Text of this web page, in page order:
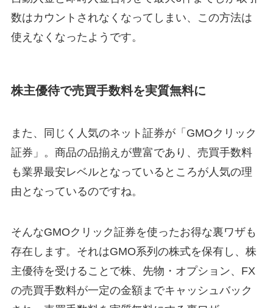
数はカウントされなくなってしまい、この方法は
使えなくなったようです。
株主優待で売買手数料を実質無料に
また、同じく人気のネット証券が「GMOクリック
証券」。商品の品揃えが豊富であり、売買手数料
も業界最安レベルとなっているところが人気の理
由となっているのですね。
そんなGMOクリック証券を使ったお得な裏ワザも
存在します。それはGMO系列の株式を保有し、株
主優待を受けることで株、先物・オプション、FX
の売買手数料が一定の金額までキャッシュバック